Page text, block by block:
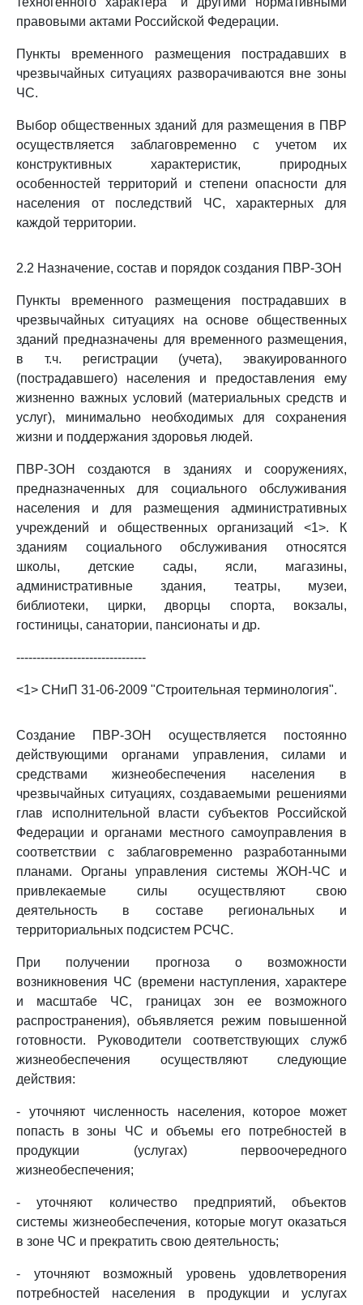
правовыми актами Российской Федерации.
Пункты временного размещения пострадавших в
чрезвычайных ситуациях разворачиваются вне зоны
ЧС.
Выбор общественных зданий для размещения в ПВР
осуществляется заблаговременно с учетом их
конструктивных характеристик, природных
особенностей территорий и степени опасности для
населения от последствий ЧС, характерных для
каждой территории.
2.2 Назначение, состав и порядок создания ПВР-ЗОН
Пункты временного размещения пострадавших в
чрезвычайных ситуациях на основе общественных
зданий предназначены для временного размещения,
в т.ч. регистрации (учета), эвакуированного
(пострадавшего) населения и предоставления ему
жизненно важных условий (материальных средств и
услуг), минимально необходимых для сохранения
жизни и поддержания здоровья людей.
ПВР-ЗОН создаются в зданиях и сооружениях,
предназначенных для социального обслуживания
населения и для размещения административных
учреждений и общественных организаций <1>. К
зданиям социального обслуживания относятся
школы, детские сады, ясли, магазины,
административные здания, театры, музеи,
библиотеки, цирки, дворцы спорта, вокзалы,
гостиницы, санатории, пансионаты и др.
--------------------------------
<1> СНиП 31-06-2009 "Строительная терминология".
Создание ПВР-ЗОН осуществляется постоянно
действующими органами управления, силами и
средствами жизнеобеспечения населения в
чрезвычайных ситуациях, создаваемыми решениями
глав исполнительной власти субъектов Российской
Федерации и органами местного самоуправления в
соответствии с заблаговременно разработанными
планами. Органы управления системы ЖОН-ЧС и
привлекаемые силы осуществляют свою
деятельность в составе региональных и
территориальных подсистем РСЧС.
При получении прогноза о возможности
возникновения ЧС (времени наступления, характере
и масштабе ЧС, границах зон ее возможного
распространения), объявляется режим повышенной
готовности. Руководители соответствующих служб
жизнеобеспечения осуществляют следующие
действия:
- уточняют численность населения, которое может
попасть в зоны ЧС и объемы его потребностей в
продукции (услугах) первоочередного
жизнеобеспечения;
- уточняют количество предприятий, объектов
системы жизнеобеспечения, которые могут оказаться
в зоне ЧС и прекратить свою деятельность;
- уточняют возможный уровень удовлетворения
потребностей населения в продукции и услугах